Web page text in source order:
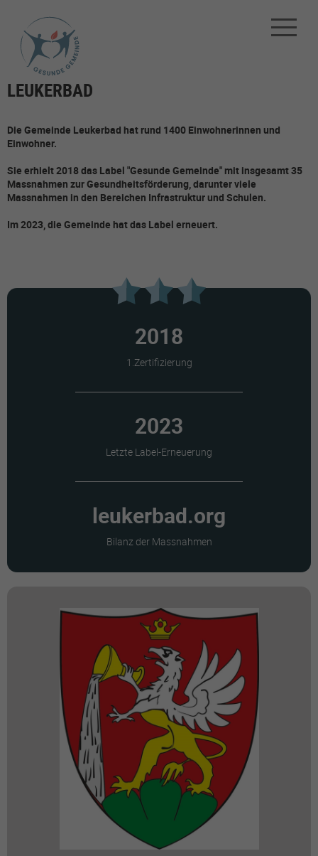
LEUKERBAD
Die Gemeinde Leukerbad hat rund 1400 Einwohnerinnen und
Einwohner.
Sie erhielt 2018 das Label "Gesunde Gemeinde" mit insgesamt 35
Massnahmen zur Gesundheitsförderung, darunter viele
Massnahmen in den Bereichen Infrastruktur und Schulen.
Im 2023, die Gemeinde hat das Label erneuert.
2018
1.Zertifizierung
2023
Letzte Label-Erneuerung
leukerbad.org
Bilanz der Massnahmen